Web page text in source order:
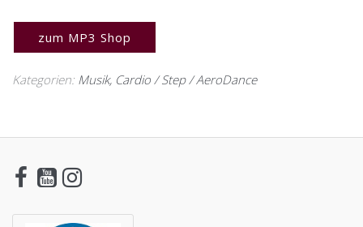
zum MP3 Shop
Kategorien: Musik, Cardio / Step / AeroDance